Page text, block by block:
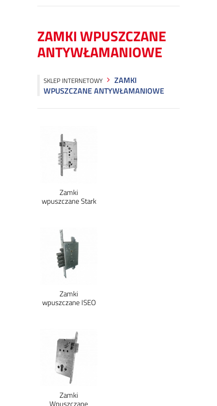
ZAMKI WPUSZCZANE
ANTYWŁAMANIOWE
SKLEP INTERNETOWY
ZAMKI
WPUSZCZANE ANTYWŁAMANIOWE
Zamki
wpuszczane Stark
Zamki
wpuszczane ISEO
Zamki
Wpuszczane